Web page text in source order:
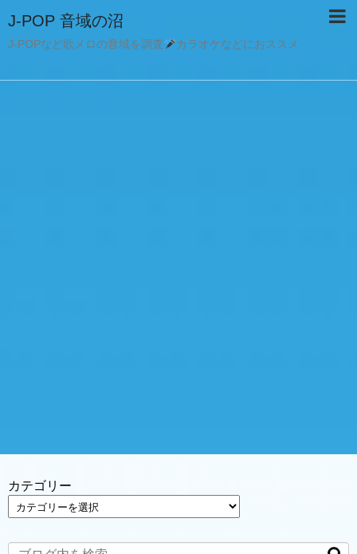
J-POP 音域の沼
J-POPなど歌メロの音域を調査 カラオケなどにおススメ
カテゴリー